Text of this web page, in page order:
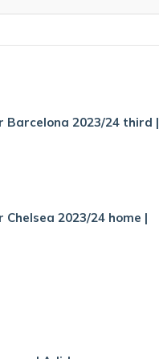
Barcelona 2023/24 third |
2023/24 home |